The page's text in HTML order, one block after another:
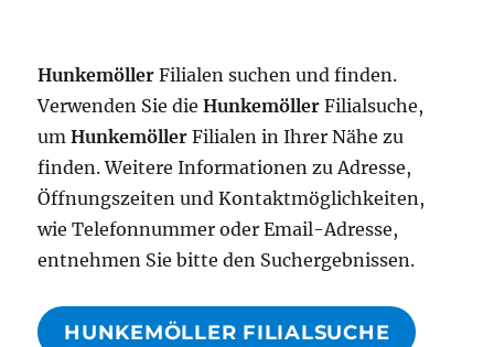
Hunkemöller Filialen suchen und finden.
Verwenden Sie dieHunkemöller Filialsuche,
umHunkemöller Filialen in Ihrer Nähe zu
finden. Weitere Informationen zu Adresse,
Öffnungszeiten und Kontaktmöglichkeiten,
wie Telefonnummer oder Email-Adresse,
entnehmen Sie bitte den Suchergebnissen.
HUNKEMÖLLER FILIALSUCHE